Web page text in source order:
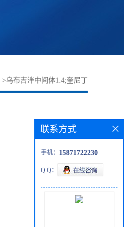
>乌布吉泮中间体1.4;奎尼丁
联系方式
手机： 15871722230
Q Q：